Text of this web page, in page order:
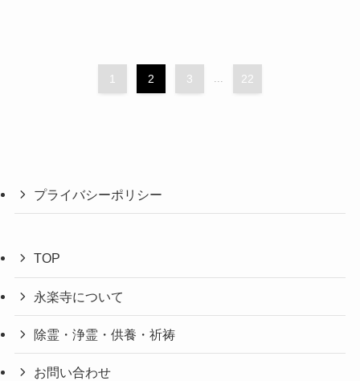
1 2 3 ... 22
プライバシーポリシー
TOP
永楽寺について
除霊・浄霊・供養・祈祷
お問い合わせ